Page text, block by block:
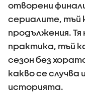
отворени
сериалите, тъй
продължения.
практика, тъй
сезон без
какво се случва
историята.